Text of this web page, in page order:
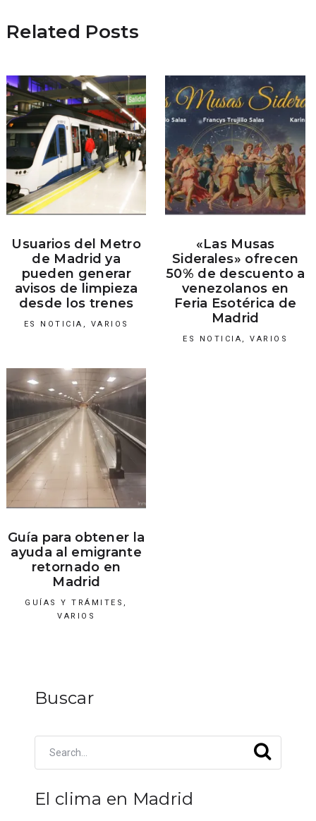
Related Posts
Usuarios del Metro
de Madrid ya
pueden generar
avisos de limpieza
desde los trenes
ES NOTICIA , VARIOS
«Las Musas
Siderales» ofrecen
50% de descuento a
venezolanos en
Feria Esotérica de
Madrid
ES NOTICIA ,VARIOS
Guía para obtener la
ayuda al emigrante
retornado en
Madrid
GUÍAS Y TRÁMITES ,
VARIOS
Buscar
El clima en Madrid